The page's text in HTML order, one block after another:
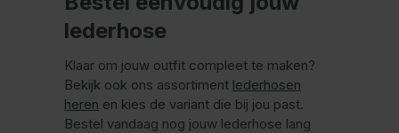
lederhose
Klaar om jouw outfit compleet te maken?
Bekijk ook ons assortiment lederhosen
heren en kies de variant die bij jou past.
Bestel vandaag nog jouw lederhose lang